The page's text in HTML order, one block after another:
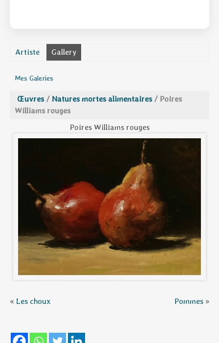
Artiste Gallery
Mes Galeries
Œuvres / Natures mortes alimentaires / Poires
Williams rouges
Poires Williams rouges
« Les choux Pommes »